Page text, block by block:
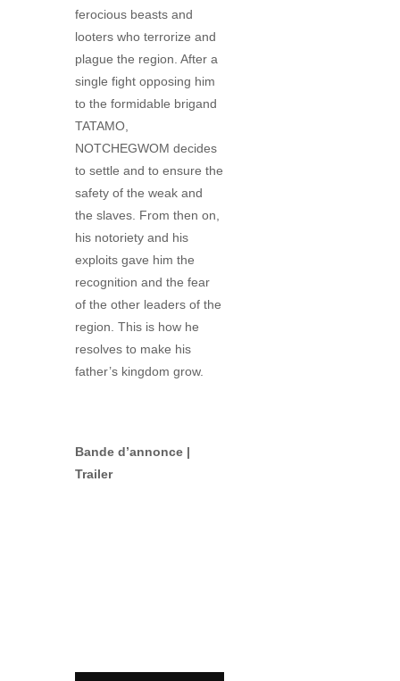
ferocious beasts and
looters who terrorize and
plague the region. After a
single fight opposing him
to the formidable brigand
TATAMO,
NOTCHEGWOM decides
to settle and to ensure the
safety of the weak and
the slaves. From then on,
his notoriety and his
exploits gave him the
recognition and the fear
of the other leaders of the
region. This is how he
resolves to make his
father’s kingdom grow.
Bande d’annonce |
Trailer